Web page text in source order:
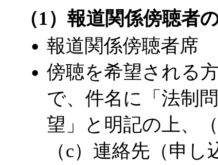
（1）報道関係傍聴者
報道関係傍聴者席
傍聴を希望される
で、件名に「法制
望」と明記の上、
（c）連絡先（申